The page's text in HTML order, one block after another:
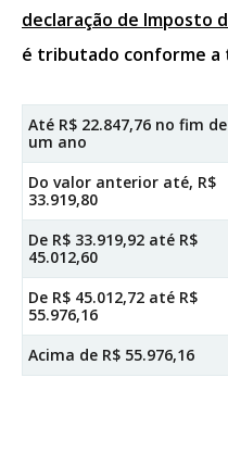
declaração de Imposto
é tributado conforme a
Até R$ 22.847,76 no fim de
um ano
Do valor anterior até, R$
33.919,80
De R$ 33.919,92 até R$
45.012,60
De R$ 45.012,72 até R$
55.976,16
Acima de R$ 55.976,16